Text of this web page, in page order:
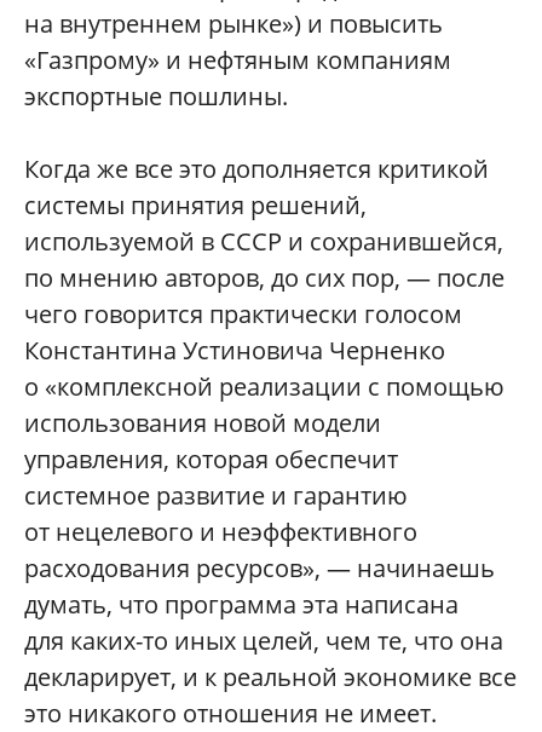
на внутреннем рынке») и повысить
«Газпрому» и нефтяным компаниям
экспортные пошлины.
Когда же все это дополняется критикой
системы принятия решений,
используемой в СССР и сохранившейся,
по мнению авторов, до сих пор, — после
чего говорится практически голосом
Константина Устиновича Черненко
о «комплексной реализации с помощью
использования новой модели
управления, которая обеспечит
системное развитие и гарантию
от нецелевого и неэффективного
расходования ресурсов», — начинаешь
думать, что программа эта написана
для каких-то иных целей, чем те, что она
декларирует, и к реальной экономике все
это никакого отношения не имеет.